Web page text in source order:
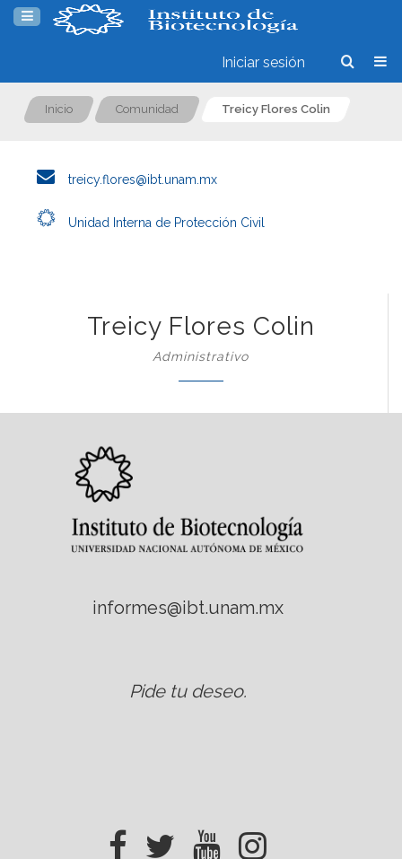
Iniciar sesión
Inicio Comunidad Treicy Flores Colin
treicy.flores@ibt.unam.mx
Unidad Interna de Protección Civil
Treicy Flores Colin
Administrativo
informes@ibt.unam.mx
Pide tu deseo.